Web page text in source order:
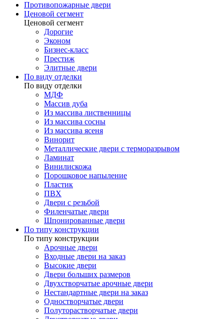
Противопожарные двери
Ценовой сегмент
Ценовой сегмент
Дорогие
Эконом
Бизнес-класс
Престиж
Элитные двери
По виду отделки
По виду отделки
МДФ
Массив дуба
Из массива лиственницы
Из массива сосны
Из массива ясеня
Винорит
Металлические двери с терморазрывом
Ламинат
Винилискожа
Порошковое напыление
Пластик
ПВХ
Двери с резьбой
Филенчатые двери
Шпонированные двери
По типу конструкции
По типу конструкции
Арочные двери
Входные двери на заказ
Высокие двери
Двери больших размеров
Двухстворчатые арочные двери
Нестандартные двери на заказ
Одностворчатые двери
Полуторастворчатые двери